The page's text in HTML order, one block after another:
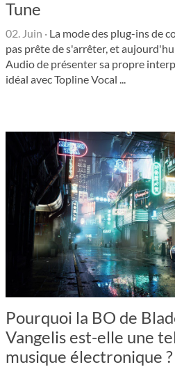
Tune
02. Juin · La mode des plug-ins de
pas prête de s'arrêter, et
Audio de présenter sa propre
idéal avec Topline Vocal ...
Pourquoi la BO de
Vangelis est-elle une
musique électronique ?